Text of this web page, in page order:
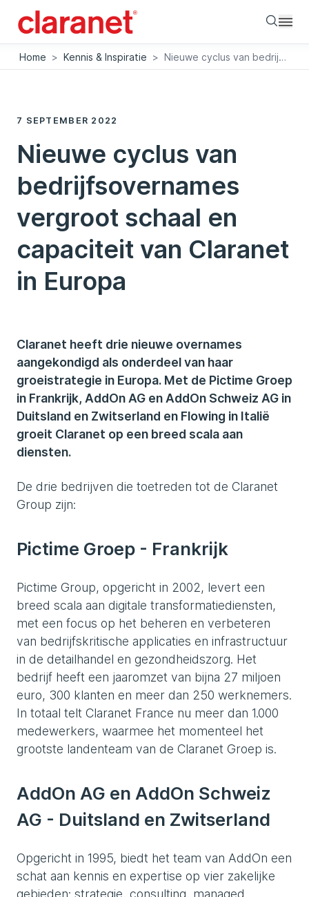
Home > Kennis & Inspiratie > Nieuwe cyclus van bedrijfsovernames vergroot schaal en capaciteit van Claranet in Europa
7 SEPTEMBER 2022
Nieuwe cyclus van
bedrijfsovernames
vergroot schaal en
capaciteit van Claranet
in Europa
Claranet heeft drie nieuwe overnames
aangekondigd als onderdeel van haar
groeistrategie in Europa. Met de Pictime Groep
in Frankrijk, AddOn AG en AddOn Schweiz AG in
Duitsland en Zwitserland en Flowing in Italië
groeit Claranet op een breed scala aan
diensten.
De drie bedrijven die toetreden tot de Claranet
Group zijn:
Pictime Groep - Frankrijk
Pictime Group, opgericht in 2002, levert een
breed scala aan digitale transformatiediensten,
met een focus op het beheren en verbeteren
van bedrijfskritische applicaties en infrastructuur
in de detailhandel en gezondheidszorg. Het
bedrijf heeft een jaaromzet van bijna 27 miljoen
euro, 300 klanten en meer dan 250 werknemers.
In totaal telt Claranet France nu meer dan 1.000
medewerkers, waarmee het momenteel het
grootste landenteam van de Claranet Groep is.
AddOn AG en AddOn Schweiz
AG - Duitsland en Zwitserland
Opgericht in 1995, biedt het team van AddOn een
schat aan kennis en expertise op vier zakelijke
gebieden: strategie, consulting, managed